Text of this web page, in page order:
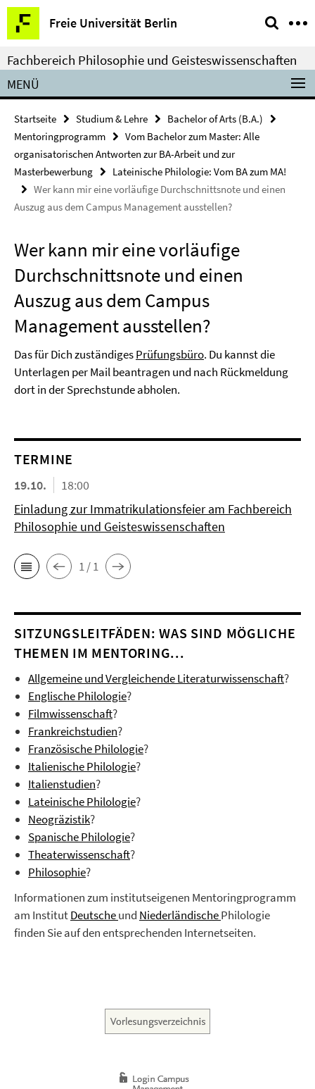
Springe
direkt
zu
Inhalt
Freie Universität Berlin
Service-
Navigation
Fachbereich Philosophie und Geisteswissenschaften
MENÜ
Startseite Studium & Lehre
Bachelor of Arts (B.A.)
Mentoringprogramm
Vom Bachelor zum Master: Alle
organisatorischen Antworten zur BA-Arbeit und zur
Masterbewerbung
Lateinische Philologie: Vom BA zum MA!
Wer kann mir eine vorläufige Durchschnittsnote und einen
Auszug aus dem Campus Management ausstellen?
Wer kann mir eine vorläufige
Durchschnittsnote und einen
Auszug aus dem Campus
Management ausstellen?
Das für Dich zuständigesPrüfungsbüro. Du kannst die
Unterlagen per Mail beantragen und nach Rückmeldung
dort in der Sprechstunde abholen.
TERMINE
19.10.
18:00
Einladung zur Immatrikulationsfeier am Fachbereich
Philosophie und Geisteswissenschaften
1 / 1
SITZUNGSLEITFÄDEN: WAS SIND MÖGLICHE
THEMEN IM MENTORING...
Allgemeine und Vergleichende Literaturwissenschaft?
Englische Philologie?
Filmwissenschaft?
Frankreichstudien?
Französische Philologie?
Italienische Philologie?
Italienstudien?
Lateinische Philologie?
Neogräzistik?
Spanische Philologie?
Theaterwissenschaft?
Philosophie?
Informationen zum institutseigenen Mentoringprogramm
am InstitutDeutscheund NiederländischePhilologie
finden Sie auf den entsprechenden Internetseiten.